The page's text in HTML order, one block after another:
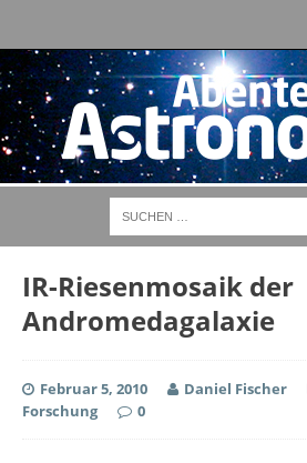
IR-Riesenmosaik der
Andromedagalaxie
Februar 5, 2010 Daniel Fischer
Forschung
0